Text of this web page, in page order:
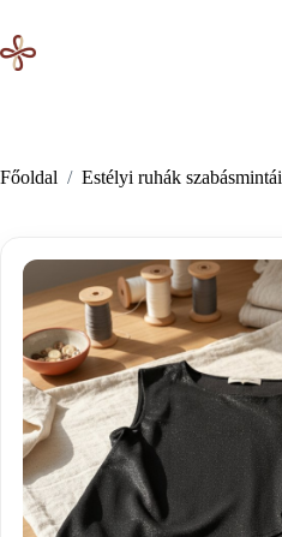
content
Főoldal / Estélyi ruhák szabásmintái